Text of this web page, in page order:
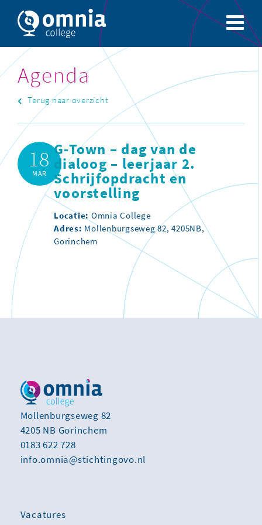
Agenda
Terug naar overzicht
18
MAR
G-Town – dag van de
dialoog – leerjaar 2.
Schrijfopdracht en
voorstelling
Locatie: Omnia College
Adres: Mollenburgseweg 82, 4205NB,
Gorinchem
Mollenburgseweg 82
4205 NB Gorinchem
0183 622 728
info.omnia@stichtingovo.nl
Vacatures